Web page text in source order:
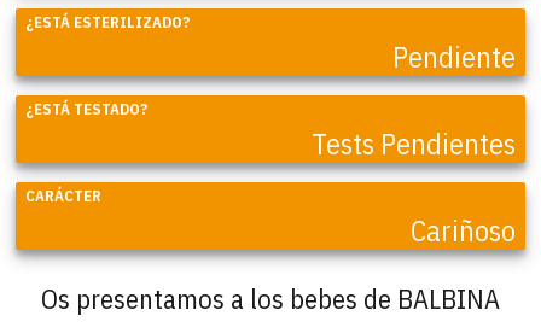
¿ESTÁ ESTERILIZADO?
Pendiente
¿ESTÁ TESTADO?
Tests Pendientes
CARÁCTER
Cariñoso
Os presentamos a los bebes de BALBINA